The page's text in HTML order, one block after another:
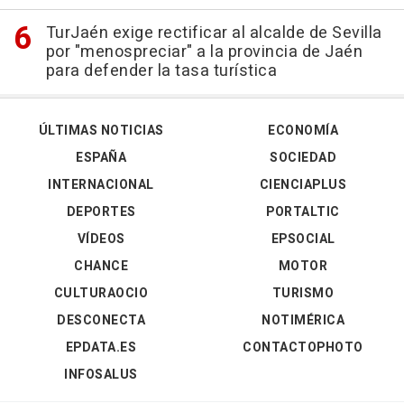
TurJaén exige rectificar al alcalde de Sevilla
por "menospreciar" a la provincia de Jaén
para defender la tasa turística
ÚLTIMAS NOTICIAS
ESPAÑA
INTERNACIONAL
DEPORTES
VÍDEOS
ECONOMÍA
SOCIEDAD
CIENCIAPLUS
PORTALTIC
EPSOCIAL
CHANCE
CULTURAOCIO
DESCONECTA
EPDATA.ES
INFOSALUS
MOTOR
TURISMO
NOTIMÉRICA
CONTACTOPHOTO